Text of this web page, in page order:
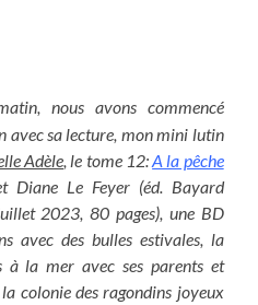
nous avons commencé
avec sa lecture, mon mini lutin
Adèle , le tome 12:A la pêche
Diane Le Feyer (éd. Bayard
2023, 80 pages), une BD
avec des bulles estivales, la
à la mer avec ses parents et
colonie des ragondins joyeux